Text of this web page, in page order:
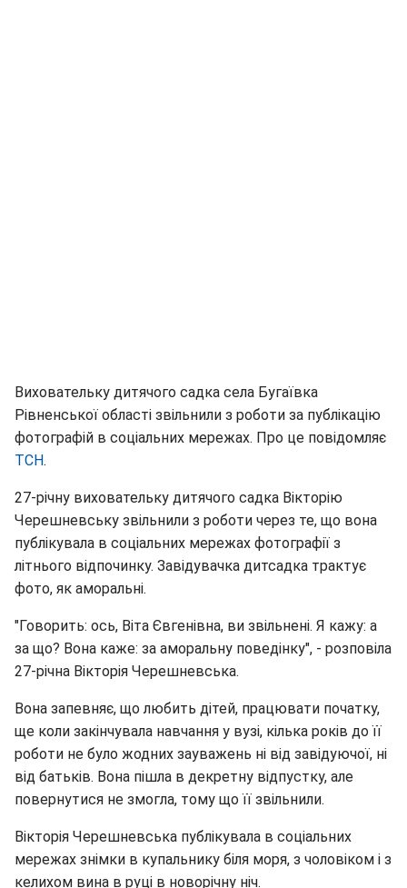
Виховательку дитячого садка села Бугаївка
Рівненської області звільнили з роботи за публікацію
фотографій в соціальних мережах. Про це повідомляє
ТСН.
27-річну виховательку дитячого садка Вікторію
Черешневську звільнили з роботи через те, що вона
публікувала в соціальних мережах фотографії з
літнього відпочинку. Завідувачка дитсадка трактує
фото, як аморальні.
"Говорить: ось, Віта Євгенівна, ви звільнені. Я кажу: а
за що? Вона каже: за аморальну поведінку", - розповіла
27-річна Вікторія Черешневська.
Вона запевняє, що любить дітей, працювати початку,
ще коли закінчувала навчання у вузі, кілька років до її
роботи не було жодних зауважень ні від завідуючої, ні
від батьків. Вона пішла в декретну відпустку, але
повернутися не змогла, тому що її звільнили.
Вікторія Черешневська публікувала в соціальних
мережах знімки в купальнику біля моря, з чоловіком і з
келихом вина в руці в новорічну ніч.